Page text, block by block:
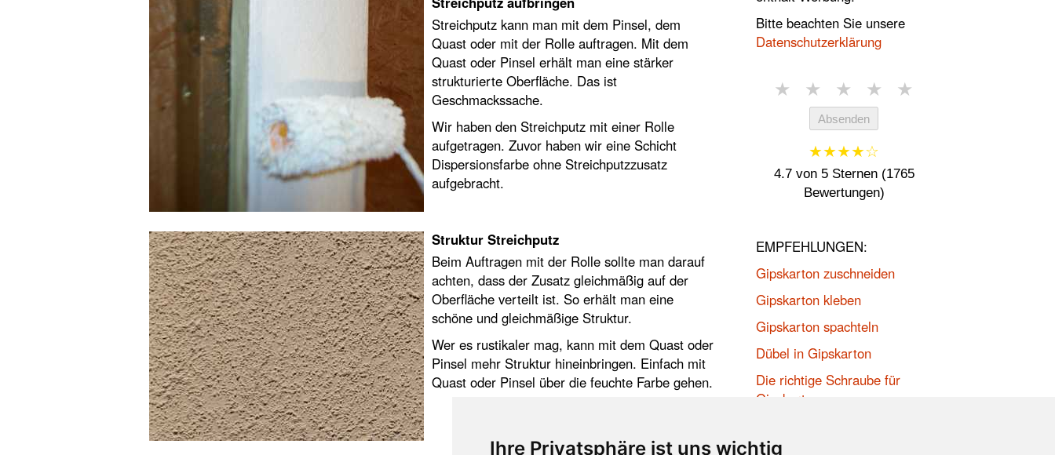
Ihre Privatsphäre ist uns wichtig
Streichputz kann man mit dem Pinsel, dem
Quast oder mit der Rolle auftragen. Mit dem
Quast oder Pinsel erhält man eine stärker
strukturierte Oberfläche. Das ist
Geschmackssache.
Wir haben den Streichputz mit einer Rolle
aufgetragen. Zuvor haben wir eine Schicht
Dispersionsfarbe ohne Streichputzzusatz
aufgebracht.
Struktur Streichputz
Beim Auftragen mit der Rolle sollte man darauf
achten, dass der Zusatz gleichmäßig auf der
Oberfläche verteilt ist. So erhält man eine
schöne und gleichmäßige Struktur.
Wer es rustikaler mag, kann mit dem Quast oder
Pinsel mehr Struktur hineinbringen. Einfach mit
Quast oder Pinsel über die feuchte Farbe gehen.
Bitte beachten Sie unsere
Datenschutzerklärung
★ ★ ★ ★ ★
Absenden
★★★★☆
4.7 von 5 Sternen (1765
Bewertungen)
EMPFEHLUNGEN:
Gipskarton zuschneiden
Gipskarton kleben
Gipskarton spachteln
Dübel in Gipskarton
Die richtige Schraube für
Gipskarton
Impressum